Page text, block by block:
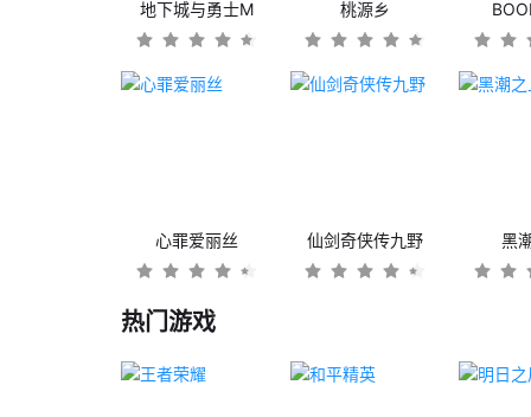
地下城与勇士M 桃源乡
心罪爱丽丝 仙剑奇侠传九野 黑
热门游戏